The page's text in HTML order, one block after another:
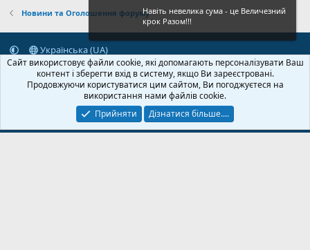
Новини та Оголошення форуму
Українська (UA)
Зворотній зв'язок
Умови і правила
Політика конфіденційності
Дoпoмoга
Головна
R
S
S
© 2020-2026 FPVUA.ORG Розроблено:Magshifter
Навіть невелика сума - це Величезний
крок Разом!!!
Сайт використовує файли cookie, які допомагають персоналізувати Ваш
контент і зберегти вхід в систему, якщо Ви зареєстровані.
Продовжуючи користуватися цим сайтом, Ви погоджуєтеся на
використання нами файлів cookie.
Прийняти
Дізнатися більше....